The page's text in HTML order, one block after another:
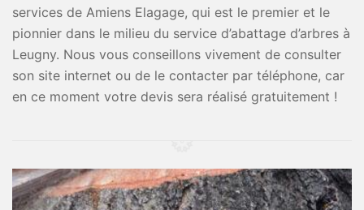
services de Amiens Elagage, qui est le premier et le
pionnier dans le milieu du service d’abattage d’arbres à
Leugny. Nous vous conseillons vivement de consulter
son site internet ou de le contacter par téléphone, car
en ce moment votre devis sera réalisé gratuitement !